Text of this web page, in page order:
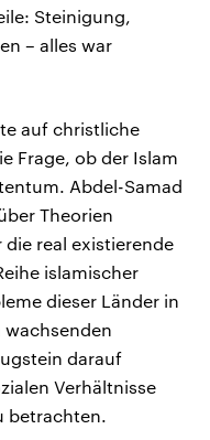
Steinigung,
– alles war
auf christliche
Frage, ob der Islam
Abdel-Samad
Theorien
real existierende
islamischer
dieser Länder in
darauf
Verhältnisse
betrachten.